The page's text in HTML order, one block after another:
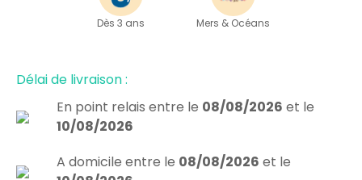
Dès 3 ans Mers & Océans
Délai de livraison :
En point relais entre le 08/08/2026 et le
10/08/2026
A domicile entre le 08/08/2026 et le